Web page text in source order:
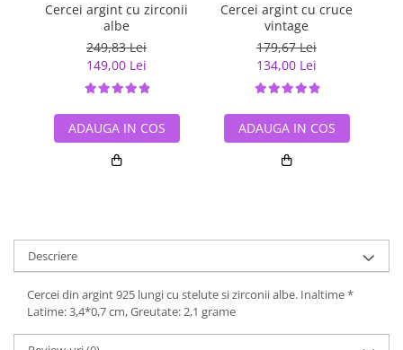
Cercei argint cu zirconii
albe
249,83 Lei
149,00 Lei
ADAUGA IN COS
Cercei argint cu cruce
vintage
179,67 Lei
134,00 Lei
ADAUGA IN COS
Descriere
Cercei din argint 925 lungi cu stelute si zirconii albe. Inaltime *
Latime: 3,4*0,7 cm, Greutate: 2,1 grame